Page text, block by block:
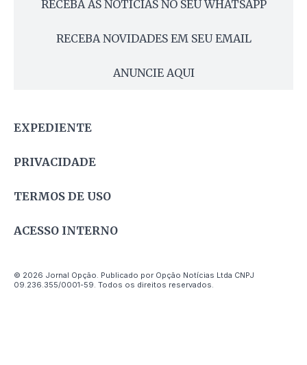
RECEBA AS NOTÍCIAS NO SEU WHATSAPP
RECEBA NOVIDADES EM SEU EMAIL
ANUNCIE AQUI
EXPEDIENTE
PRIVACIDADE
TERMOS DE USO
ACESSO INTERNO
© 2026 Jornal Opção. Publicado por Opção Notícias Ltda CNPJ
09.236.355/0001-59. Todos os direitos reservados.